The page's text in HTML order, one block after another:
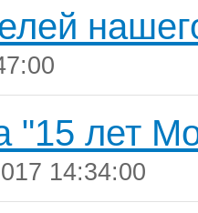
"15 лет
14:34:00